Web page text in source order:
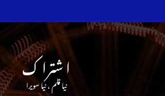
ا شترا ک
نیا قلم ، نیا سویرا